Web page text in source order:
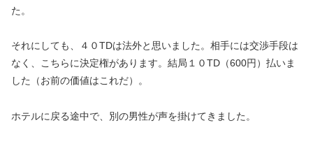
た。
それにしても、４０TDは法外と思いました。相手には交渉手段は
なく、こちらに決定権があります。結局１０TD（600円）払いま
した（お前の価値はこれだ）。
ホテルに戻る途中で、別の男性が声を掛けてきました。